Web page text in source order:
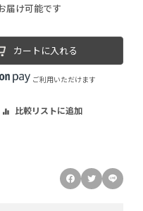
届け可能です
カートに入れる
ご利用いただけます
比較リストに追加